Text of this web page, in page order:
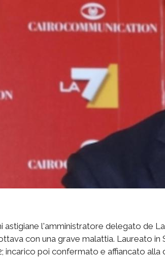
astigiane l'amministratore delegato de
con una grave malattia. Laureato
incarico poi confermato e affiancato